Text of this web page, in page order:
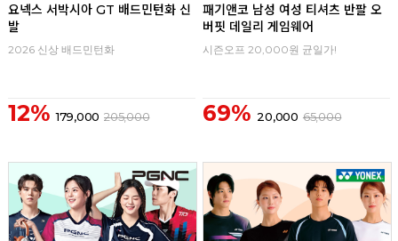
요넥스 서박시아 GT 배드민턴화 신
발
2026 신상 배드민턴화
12% 179,000 205,000
패기앤코 남성 여성 티셔츠 반팔 오
버핏 데일리 게임웨어
시즌오프 20,000원 균일가!
69% 20,000 65,000